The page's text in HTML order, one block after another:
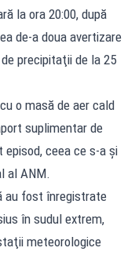
la ora 20:00, după
de-a doua avertizare
precipitaţii de la 25
o masă de aer cald
suplimentar de
ceea ce s-a şi
al ANM.
au fost înregistrate
în sudul extrem,
meteorologice